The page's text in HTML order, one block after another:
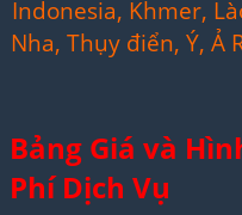
Indonesia, Khmer,
Nha, Thụy điển, Ý, Ả
Bảng Giá và
Phí Dịch Vụ